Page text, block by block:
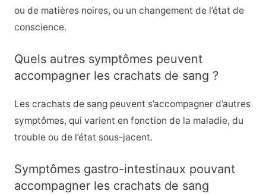
ou de matières noires, ou un changement de l’état de
conscience.
Quels autres symptômes peuvent
accompagner les crachats de sang ?
Les crachats de sang peuvent s’accompagner d’autres
symptômes, qui varient en fonction de la maladie, du
trouble ou de l’état sous-jacent.
Symptômes gastro-intestinaux pouvant
accompagner les crachats de sang